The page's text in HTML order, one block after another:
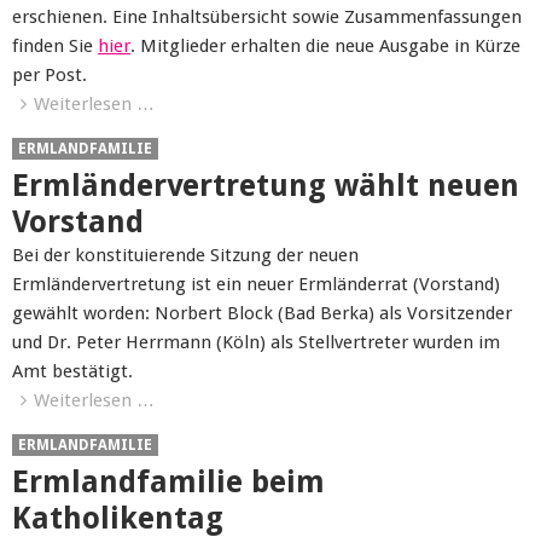
erschienen. Eine Inhaltsübersicht sowie Zusammenfassungen
finden Sie hier. Mitglieder erhalten die neue Ausgabe in Kürze
per Post.
Weiterlesen …
ERMLANDFAMILIE
Ermländervertretung wählt neuen
Vorstand
Bei der konstituierende Sitzung der neuen
Ermländervertretung ist ein neuer Ermländerrat (Vorstand)
gewählt worden: Norbert Block (Bad Berka) als Vorsitzender
und Dr. Peter Herrmann (Köln) als Stellvertreter wurden im
Amt bestätigt.
Weiterlesen …
ERMLANDFAMILIE
Ermlandfamilie beim
Katholikentag